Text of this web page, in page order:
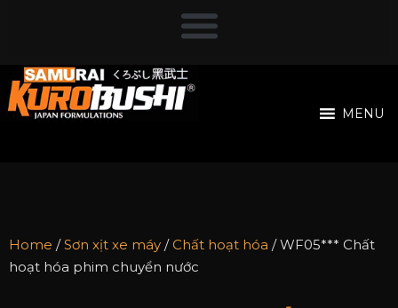
MENU
Home /Sơn xịt xe máy / Chất hoạt hóa / WF05*** Chất
hoạt hóa phim chuyển nước